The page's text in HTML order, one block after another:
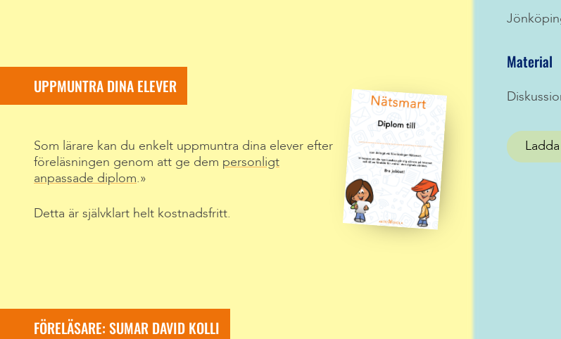
UPPMUNTRA DINA ELEVER
Som lärare kan du enkelt uppmuntra dina elever efter
föreläsningen genom att ge dem personligt
anpassade diplom
Detta är självklart helt kostnadsfritt.
FÖRELÄSARE: SUMAR DAVID KOLLI
Material